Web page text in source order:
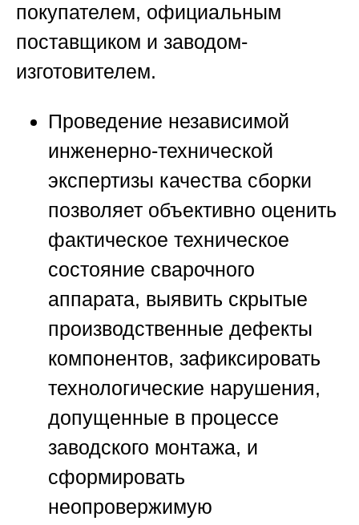
покупателем, официальным
поставщиком и заводом-
изготовителем.
Проведение независимой
инженерно-технической
экспертизы качества сборки
позволяет объективно оценить
фактическое техническое
состояние сварочного
аппарата, выявить скрытые
производственные дефекты
компонентов, зафиксировать
технологические нарушения,
допущенные в процессе
заводского монтажа, и
сформировать
неопровержимую